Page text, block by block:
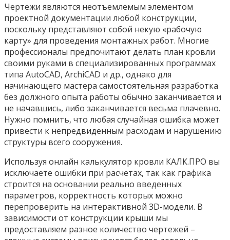
Чертежи являются неотъемлемым элементом
проектной документации любой конструкции,
поскольку представляют собой некую «рабочую
карту» для проведения монтажных работ. Многие
профессионалы предпочитают делать план кровли
своими руками в специализированных программах
типа AutoCAD, ArchiCAD и др., однако для
начинающего мастера самостоятельная разработка
без должного опыта работы обычно заканчивается и
не начавшись, либо заканчивается весьма плачевно.
Нужно помнить, что любая случайная ошибка может
привести к непредвиденным расходам и нарушению
структуры всего сооружения.
Используя онлайн калькулятор кровли КАЛК.ПРО вы
исключаете ошибки при расчетах, так как графика
строится на основании реально введенных
параметров, корректность которых можно
перепроверить на интерактивной 3D-модели. В
зависимости от конструкции крыши мы
предоставляем разное количество чертежей –